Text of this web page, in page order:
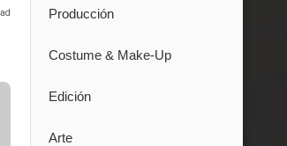
Producción
Costume & Make-Up
Edición
Arte